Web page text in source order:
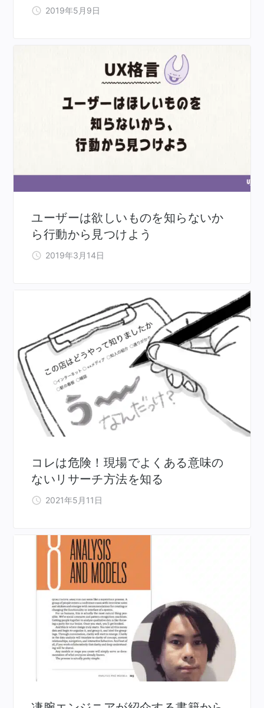
2019年5月9日
ユーザーは欲しいものを知らないか
ら行動から見つけよう
2019年3月14日
コレは危険！現場でよくある意味の
ないリサーチ方法を知る
2021年5月11日